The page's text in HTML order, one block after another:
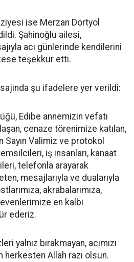
ise Merzan Dörtyol
Şahinoğlu ailesi,
acı günlerinde kendilerini
teşekkür etti.
şu ifadelere yer verildi:
Edibe annemizin vefatı
cenaze törenimize katılan,
Valimiz ve protokol
iş insanları, kanaat
telefonla arayarak
mesajlarıyla ve dualarıyla
akrabalarımıza,
en kalbi
ederiz.
yalnız bırakmayan, acımızı
herkesten Allah razı olsun.